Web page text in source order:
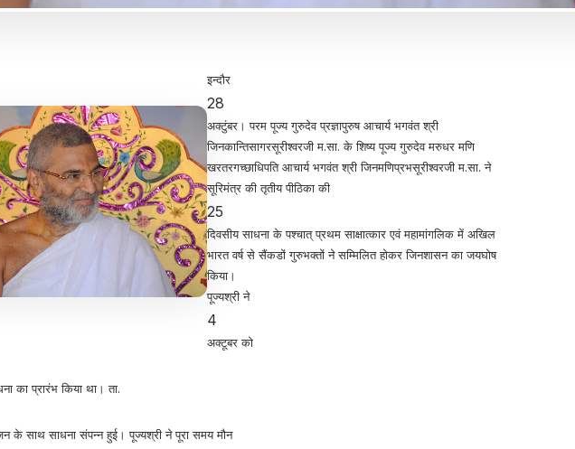
इन्दौर
28
अक्टुंबर। परम पूज्य गुरुदेव प्रज्ञापुरुष आचार्य भगवंत श्री
जिनकान्तिसागरसूरीश्वरजी म.सा. के शिष्य पूज्य गुरुदेव मरुधर मणि
खरतरगच्छाधिपति आचार्य भगवंत श्री जिनमणिप्रभसूरीश्वरजी म.सा. ने
सूरिमंत्र की तृतीय पीठिका की
25
दिवसीय साधना के पश्चात् प्रथम साक्षात्कार एवं महामांगलिक में अखिल
भारत वर्ष से सैंकडों गुरुभक्तों ने सम्मिलित होकर जिनशासन का जयघोष
किया।
पूज्यश्री ने
4
अक्टूबर को
का प्रारंभ किया था। ता.
के साथ साधना संपन्न हुई। पूज्यश्री ने पूरा समय मौन